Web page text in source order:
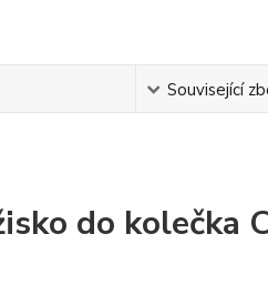
Související
do kolečka